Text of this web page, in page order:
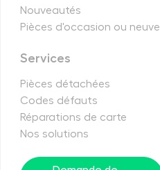
Nouveautés
Pièces d'occasion ou neuve
Services
Pièces détachées
Codes défauts
Réparations de carte
Nos solutions